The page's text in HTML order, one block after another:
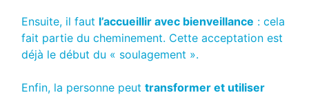
Ensuite, il faut l’accueillir avec bienveillance : cela
fait partie du cheminement. Cette acceptation est
déjà le début du « soulagement ».
Enfin, la personne peuttransformer et utiliser